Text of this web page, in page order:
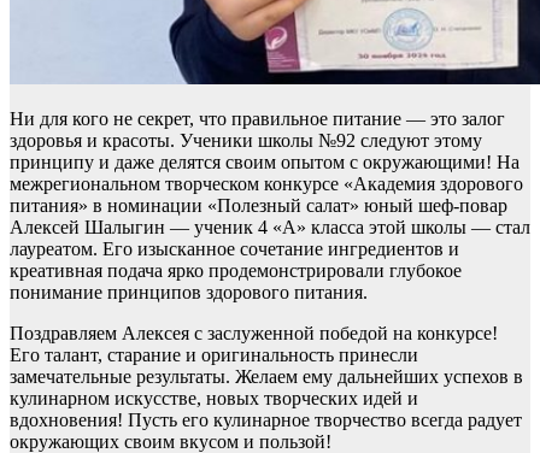
Ни для кого не секрет, что правильное питание — это залог
здоровья и красоты. Ученики школы №92 следуют этому
принципу и даже делятся своим опытом с окружающими! На
межрегиональном творческом конкурсе «Академия здорового
питания» в номинации «Полезный салат» юный шеф-повар
Алексей Шалыгин — ученик 4 «А» класса этой школы — стал
лауреатом. Его изысканное сочетание ингредиентов и
креативная подача ярко продемонстрировали глубокое
понимание принципов здорового питания.
Поздравляем Алексея с заслуженной победой на конкурсе!
Его талант, старание и оригинальность принесли
замечательные результаты. Желаем ему дальнейших успехов в
кулинарном искусстве, новых творческих идей и
вдохновения! Пусть его кулинарное творчество всегда радует
окружающих своим вкусом и пользой!